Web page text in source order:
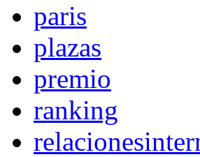
paris
plazas
premio
ranking